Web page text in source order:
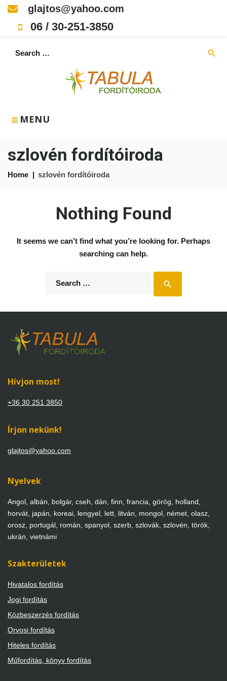
Skip
content
glajtos@yahoo.com
06 / 30-251-3850
MENU
Search
search
szlovén fordítóiroda
Home | szlovén fordítóiroda
Nothing Found
It seems we can’t find what you’re looking for. Perhaps
searching can help.
search
Hívjon most!
+36 30 251 3850
Írjon nekünk!
glajtos@yahoo.com
Nyelvek
Angol, albán, bolgár, cseh, dán, finn, francia, görög, holland,
horvát, japán, koreai, lengyel, lett, litván, mongol, német, olasz,
orosz, portugál, román, spanyol, szerb, szlovák, szlovén, török,
ukrán, vietnámi
Szakterületek
Hivatalos fordítás
Jogi fordítás
Közbeszerzés fordítás
Orvosi fordítás
Hiteles fordítás
Műfordítás, könyv fordítás